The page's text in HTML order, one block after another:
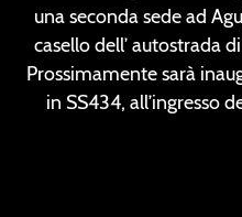
una seconda sede ad
casello dell’ autostrada
Prossimamente sarà
in SS434, all’ingresso